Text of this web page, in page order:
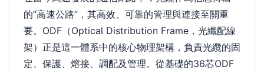
的“高速公路”，其高效、可靠的管理與連接至關重
要。ODF（Optical Distribution Frame，光纖配線
架）正是這一體系中的核心物理架構，負責光纜的固
定、保護、熔接、調配及管理。從基礎的36芯ODF